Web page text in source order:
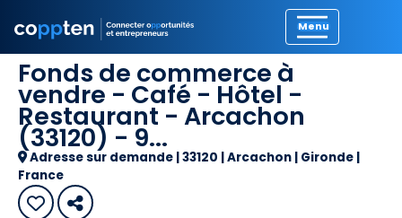
Fonds de commerce à
vendre - Café - Hôtel -
Restaurant - Arcachon
(33120) - 9...
Adresse sur demande | 33120 | Arcachon | Gironde |
France